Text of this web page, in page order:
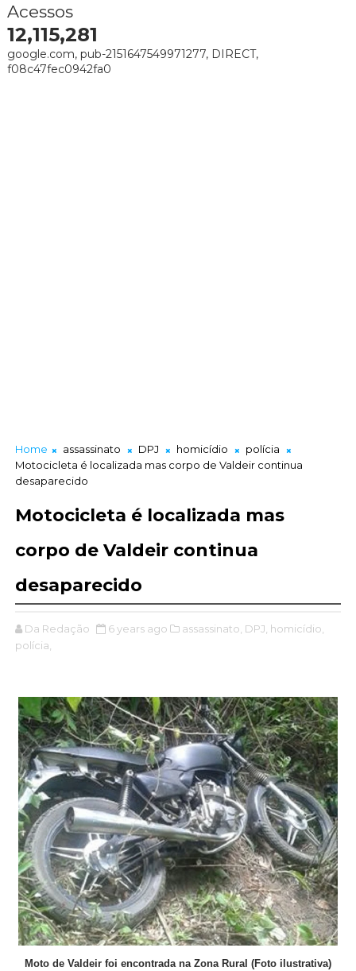
Acessos
12,115,281
google.com, pub-2151647549971277, DIRECT,
f08c47fec0942fa0
Home assassinato DPJ homicídio
polícia
Motocicleta é localizada mas corpo de Valdeir continua
desaparecido
Motocicleta é localizada mas
corpo de Valdeir continua
desaparecido
Da Redação 6 years ago assassinato, DPJ, homicídio,
polícia,
Moto de Valdeir foi encontrada na Zona Rural (Foto ilustrativa)